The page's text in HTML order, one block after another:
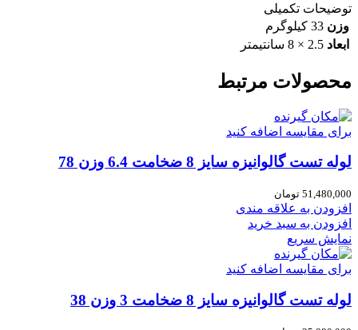
توضیحات تکمیلی
وزن 33 کیلوگرم
ابعاد 2.5 × 8 سانتیمتر
محصولات مرتبط
برای مقایسه اضافه کنید
لوله تست گالوانیزه سایز 8 ضخامت 6.4 وزن 78
51,480,000 تومان
افزودن به علاقه مندی
افزودن به سبد خرید
نمایش سریع
برای مقایسه اضافه کنید
لوله تست گالوانیزه سایز 8 ضخامت 3 وزن 38